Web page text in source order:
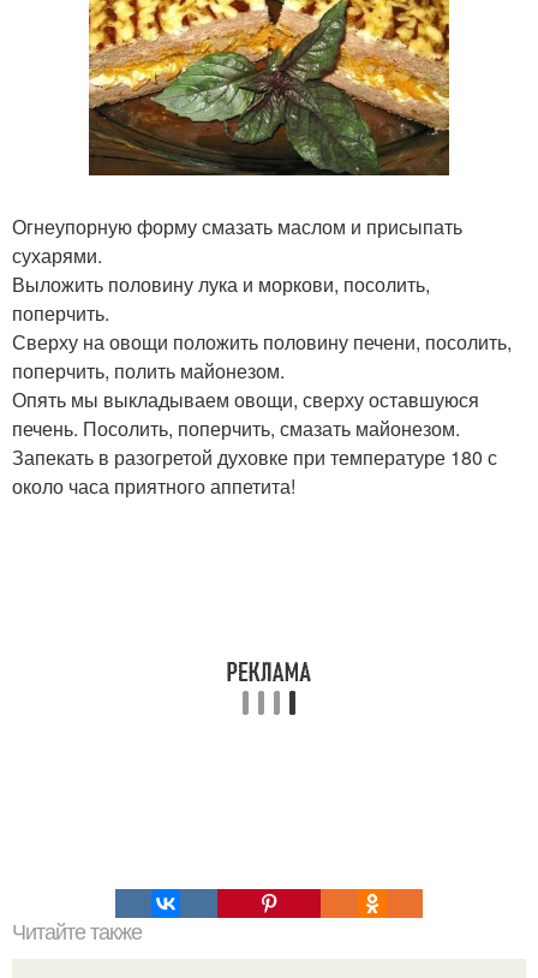
Огнеупорную форму смазать маслом и присыпать
сухарями.
Выложить половину лука и моркови, посолить,
поперчить.
Сверху на овощи положить половину печени, посолить,
поперчить, полить майонезом.
Опять мы выкладываем овощи, сверху оставшуюся
печень. Посолить, поперчить, смазать майонезом.
Запекать в разогретой духовке при температуре 180 с
около часа приятного аппетита!
Читайте также